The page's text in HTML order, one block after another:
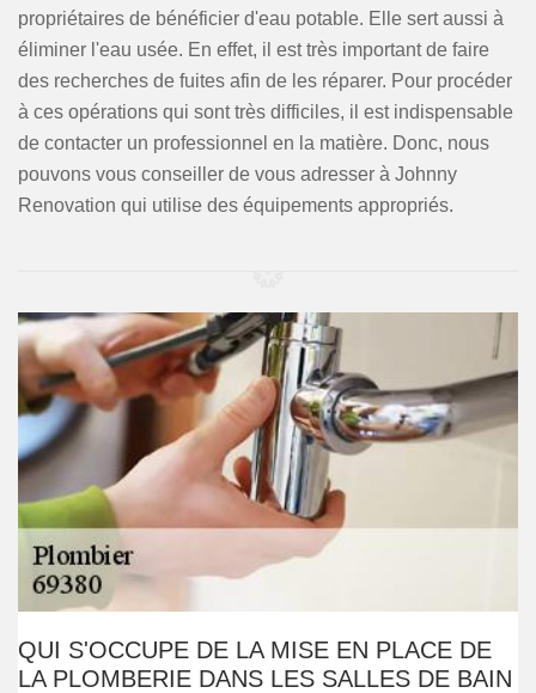
propriétaires de bénéficier d'eau potable. Elle sert aussi à
éliminer l'eau usée. En effet, il est très important de faire
des recherches de fuites afin de les réparer. Pour procéder
à ces opérations qui sont très difficiles, il est indispensable
de contacter un professionnel en la matière. Donc, nous
pouvons vous conseiller de vous adresser à Johnny
Renovation qui utilise des équipements appropriés.
QUI S'OCCUPE DE LA MISE EN PLACE DE
LA PLOMBERIE DANS LES SALLES DE BAIN